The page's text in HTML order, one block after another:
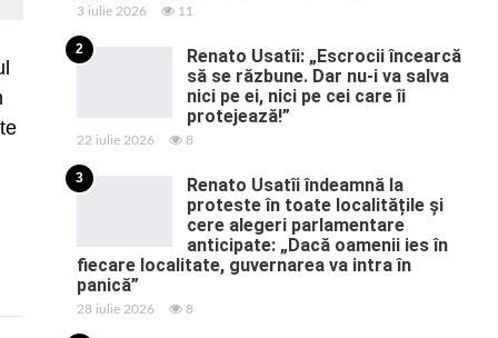
3 iulie 2026 11
2
Renato Usatîi: „Escrocii încearcă
să se răzbune. Dar nu-i va salva
nici pe ei, nici pe cei care îi
protejează!”
22 iulie 2026 8
3
Renato Usatîi îndeamnă la
proteste în toate localitățile și
cere alegeri parlamentare
anticipate: „Dacă oamenii ies în
fiecare localitate, guvernarea va intra în
panică”
28 iulie 2026 8